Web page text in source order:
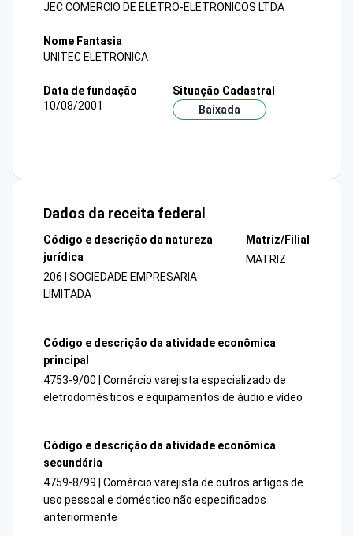
JEC COMERCIO DE ELETRO-ELETRONICOS LTDA
Nome Fantasia
UNITEC ELETRONICA
Data de fundação
10/08/2001
Situação Cadastral
Baixada
Dados da receita federal
Código e descrição da natureza
jurídica
206 | SOCIEDADE EMPRESARIA
LIMITADA
Matriz/Filial
MATRIZ
Código e descrição da atividade econômica
principal
4753-9/00 | Comércio varejista especializado de
eletrodomésticos e equipamentos de áudio e vídeo
Código e descrição da atividade econômica
secundária
4759-8/99 | Comércio varejista de outros artigos de
uso pessoal e doméstico não especificados
anteriormente